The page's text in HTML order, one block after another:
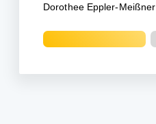
Dorothee Eppler-Meißner